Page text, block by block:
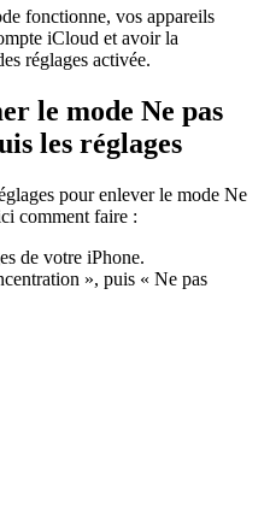
fonctionne, vos appareils
iCloud et avoir la
réglages activée.
le mode Ne pas
les réglages
pour enlever le mode Ne
comment faire :
de votre iPhone.
», puis « Ne pas